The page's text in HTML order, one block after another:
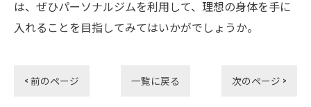
は、ぜひパーソナルジムを利用して、理想の身体を手に
入れることを目指してみてはいかがでしょうか。
< 前のページ 一覧に戻る 次のページ >